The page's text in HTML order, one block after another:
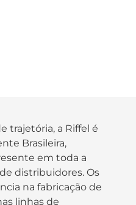
trajetória, a Riffel é
Brasileira,
em toda a
distribuidores. Os
na fabricação de
linhas de